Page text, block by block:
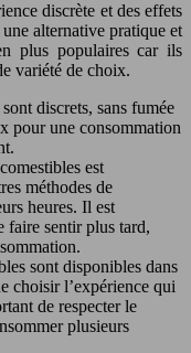
discrète et des effets
alternative pratique et
plus populaires car ils
variété de choix.
discrets, sans fumée
pour une consommation
est
méthodes de
heures. Il est
faire sentir plus tard,
sont disponibles dans
choisir l’expérience qui
de respecter le
plusieurs